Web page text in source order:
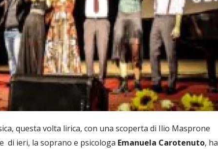
questa volta lirica, con una scoperta di Ilio Masprone
di ieri, la soprano e psicologa Emanuela Carotenuto, ha